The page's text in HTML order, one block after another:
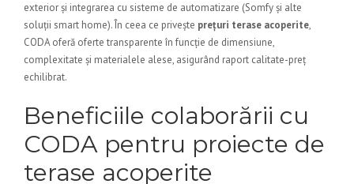
exterior și integrarea cu sisteme de automatizare (Somfy și alte
soluții smart home). În ceea ce privește prețuri terase acoperite,
CODA oferă oferte transparente în funcție de dimensiune,
complexitate și materialele alese, asigurând raport calitate-preț
echilibrat.
Beneficiile colaborării cu
CODA pentru proiecte de
terase acoperite